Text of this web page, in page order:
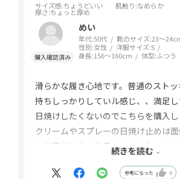
サイズ感:ちょうどいい 肌触り:なめらか
厚さ:ちょっと厚め
めい
年代:50代 靴のサイズ:23～
性別:女性 洋服サイズ:S
身長:156～160cm 体型:ふつう
滑らかな履き心地です。普通のスト
持ちしっかりしていル感じ、、満足し
日焼けしたくないのでこちらを購入し
クリームやスプレーの日焼け止めは面
まだ日焼け止め効果はあるかないかは
続きを読む
参考になった 0